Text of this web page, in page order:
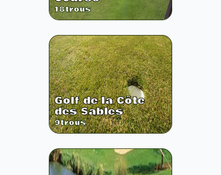
18trous
Golf de la Côte
des Sables
9trous